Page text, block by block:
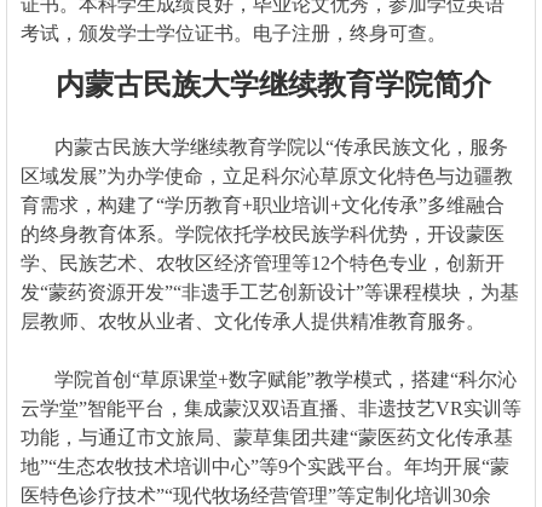
考试，颁发学士学位证书。电子注册，终身可查。
内蒙古民族大学继续教育学院简介
内蒙古民族大学继续教育学院以“传承民族文化，服务
区域发展”为办学使命，立足科尔沁草原文化特色与边疆教
育需求，构建了“学历教育+职业培训+文化传承”多维融合
的终身教育体系。学院依托学校民族学科优势，开设蒙医
学、民族艺术、农牧区经济管理等12个特色专业，创新开
发“蒙药资源开发”“非遗手工艺创新设计”等课程模块，为基
层教师、农牧从业者、文化传承人提供精准教育服务。
学院首创“草原课堂+数字赋能”教学模式，搭建“科尔沁
云学堂”智能平台，集成蒙汉双语直播、非遗技艺VR实训等
功能，与通辽市文旅局、蒙草集团共建“蒙医药文化传承基
地”“生态农牧技术培训中心”等9个实践平台。年均开展“蒙
医特色诊疗技术”“现代牧场经营管理”等定制化培训30余